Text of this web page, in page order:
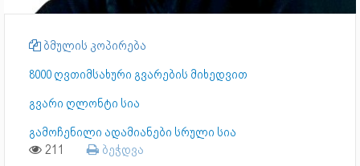
ბმულის კოპირება
8000 ღვთიმსახური გვარების მიხედვით
გვარი ღლონტი სია
გამოჩენილი ადამიანები სრული სია
211 ბეჭდვა